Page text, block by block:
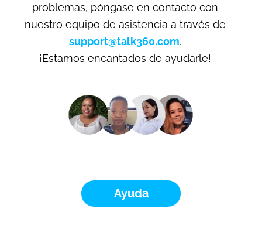
problemas, póngase en contacto con
nuestro equipo de asistencia a través de
support@talk360.com.
¡Estamos encantados de ayudarle!
Ayuda